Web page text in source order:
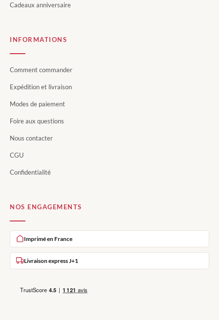
Cadeaux anniversaire
INFORMATIONS
Comment commander
Expédition et livraison
Modes de paiement
Foire aux questions
Nous contacter
CGU
Confidentialité
NOS ENGAGEMENTS
Imprimé en France
Livraison express J+1